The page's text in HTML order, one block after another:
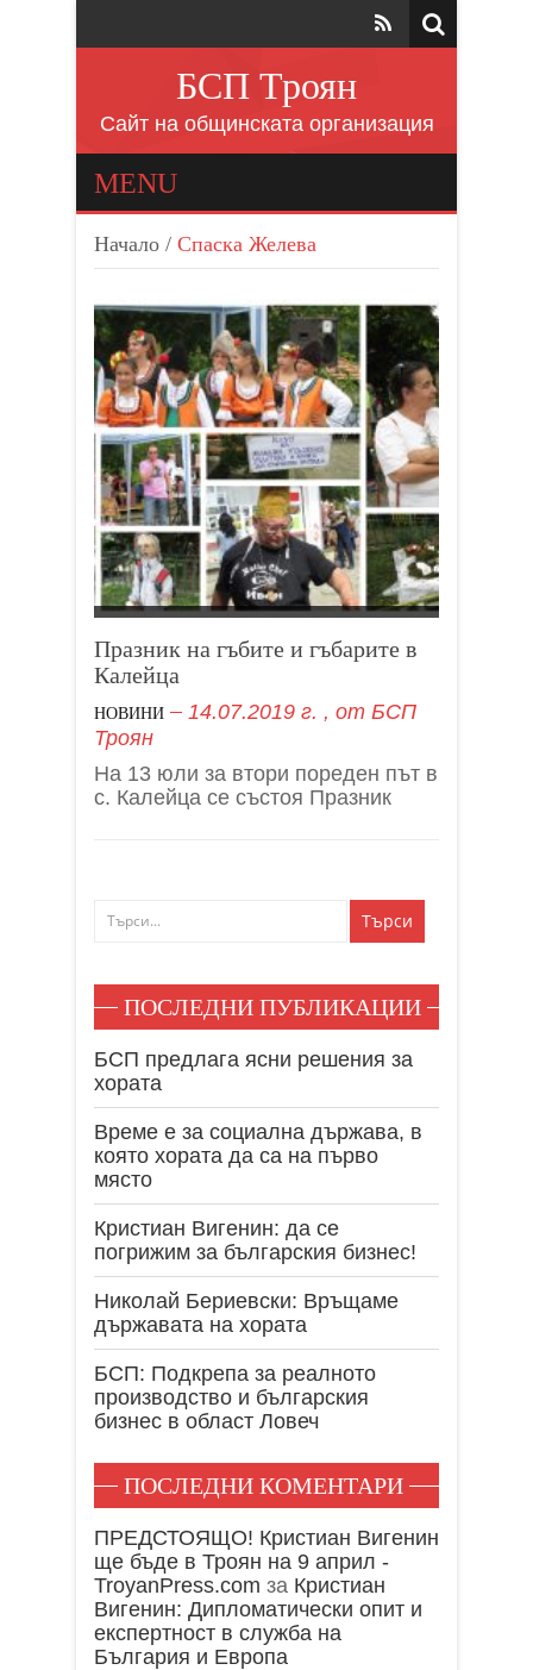
БСП Троян
Сайт на общинската организация
MENU
Начало / Спаска Желева
Празник на гъбите и гъбарите в
Калейца
НОВИНИ 14.07.2019 г. , от БСП
Троян
На 13 юли за втори пореден път в
с. Калейца се състоя Празник
ПОСЛЕДНИ ПУБЛИКАЦИИ
БСП предлага ясни решения за
хората
Време е за социална държава, в
която хората да са на първо
място
Кристиан Вигенин: да се
погрижим за българския бизнес!
Николай Бериевски: Връщаме
държавата на хората
БСП: Подкрепа за реалното
производство и българския
бизнес в област Ловеч
ПОСЛЕДНИ КОМЕНТАРИ
ПРЕДСТОЯЩО! Кристиан Вигенин
ще бъде в Троян на 9 април -
TroyanPress.com за Кристиан
Вигенин: Дипломатически опит и
експертност в служба на
България и Европа